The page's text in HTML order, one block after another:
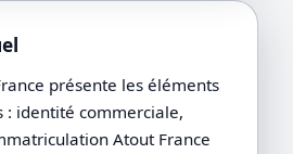
présente les éléments
: identité commerciale,
Atout France